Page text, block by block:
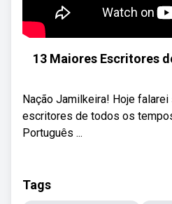
13 Maiores Escritores
Nação Jamilkeira! Hoje
escritores de todos os
Português ...
Tags